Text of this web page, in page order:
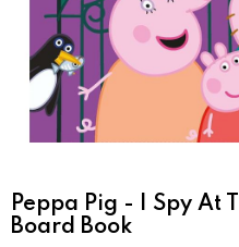
Peppa Pig - I Spy At
Board Book